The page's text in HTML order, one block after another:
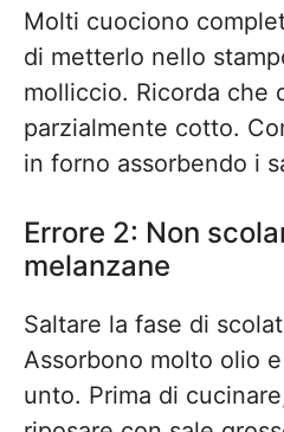
Molti cuociono
di metterlo nello
molliccio. Ricorda che
parzialmente cotto.
in forno assorbendo i
Errore 2: Non
melanzane
Saltare la fase di
Assorbono molto olio
unto. Prima di